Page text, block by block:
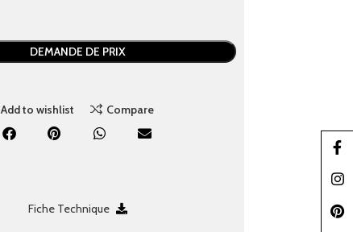
DEMANDE DE PRIX
Add to wishlist Compare
Fiche Technique